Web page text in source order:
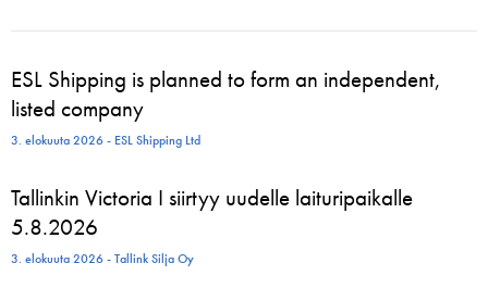
ESL Shipping is planned to form an independent,
listed company
3. elokuuta 2026 - ESL Shipping Ltd
Tallinkin Victoria I siirtyy uudelle laituripaikalle
5.8.2026
3. elokuuta 2026 - Tallink Silja Oy